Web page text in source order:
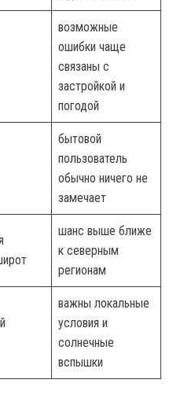
возможные
ошибки чаще
связаны с
застройкой и
погодой
бытовой
пользователь
обычно ничего не
замечает
шанс выше ближе
к северным
регионам
важны локальные
условия и
солнечные
вспышки